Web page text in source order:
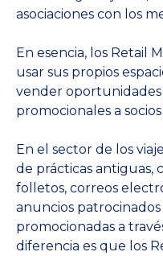
asociaciones con los
En esencia, los Retail
usar sus propios
vender oportunidades
promocionales a
En el sector de los
de prácticas antiguas,
folletos, correos
anuncios
promocionadas a
diferencia es que los